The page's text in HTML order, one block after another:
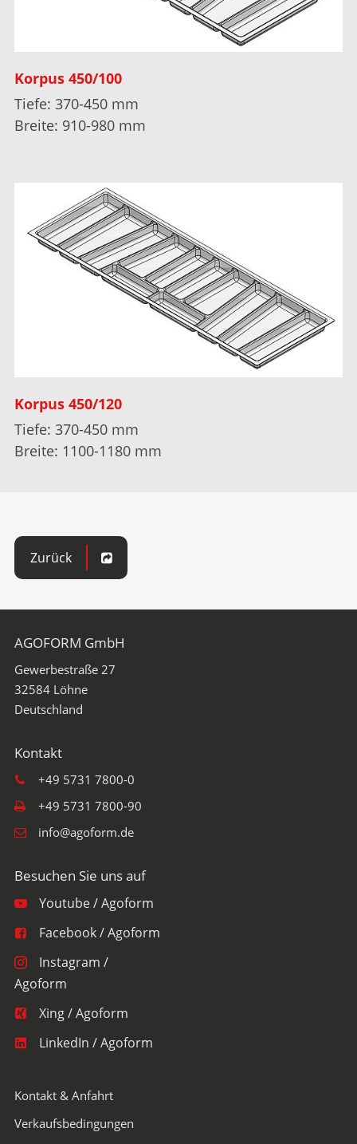
Korpus 450/100
Tiefe: 370-450 mm
Breite: 910-980 mm
Korpus 450/120
Tiefe: 370-450 mm
Breite: 1100-1180 mm
Zurück
AGOFORM GmbH
Gewerbestraße 27
32584 Löhne
+49 5731 7800-0
+49 5731 7800-90
info@agoform.de
Youtube / Agoform
Facebook / Agoform
Instagram /
Agoform
Xing / Agoform
LinkedIn / Agoform
Kontakt & Anfahrt
Verkaufsbedingungen